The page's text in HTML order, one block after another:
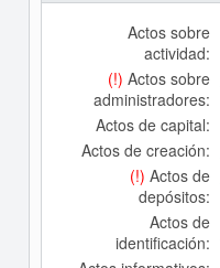
Actos sobre
actividad:
(!) Actos sobre
administradores:
Actos de capital:
Actos de creación:
(!) Actos de
depósitos:
Actos de
identificación: